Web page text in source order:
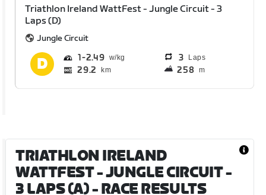
Triathlon Ireland WattFest - Jungle Circuit - 3
Laps (D)
Jungle Circuit
1 2.49 3 Laps
29.2 km 258 m
TRIATHLON IRELAND
WATTFEST - JUNGLE CIRCUIT -
3 LAPS (A)- RACE RESULTS